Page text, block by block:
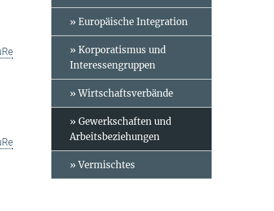
» Europäische Integration
» Korporatismus und
Interessengruppen
» Wirtschaftsverbände
» Gewerkschaften und
Arbeitsbeziehungen
» Vermischtes